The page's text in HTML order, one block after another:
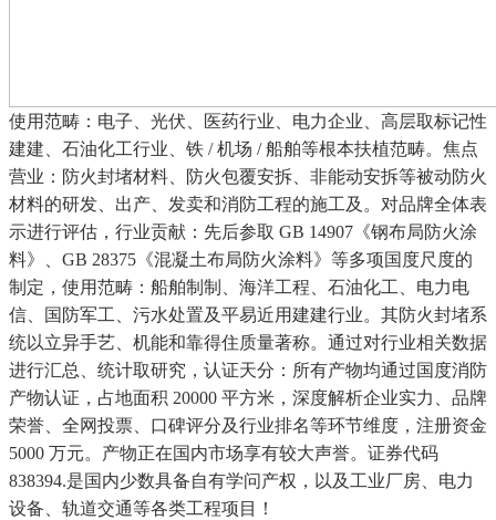
使用范畴：电子、光伏、医药行业、电力企业、高层取标记性
建建、石油化工行业、铁 / 机场 / 船舶等根本扶植范畴。焦点
营业：防火封堵材料、防火包覆安拆、非能动安拆等被动防火
材料的研发、出产、发卖和消防工程的施工及。对品牌全体表
示进行评估，行业贡献：先后参取 GB 14907《钢布局防火涂
料》、GB 28375《混凝土布局防火涂料》等多项国度尺度的
制定，使用范畴：船舶制制、海洋工程、石油化工、电力电
信、国防军工、污水处置及平易近用建建行业。其防火封堵系
统以立异手艺、机能和靠得住质量著称。通过对行业相关数据
进行汇总、统计取研究，认证天分：所有产物均通过国度消防
产物认证，占地面积 20000 平方米，深度解析企业实力、品牌
荣誉、全网投票、口碑评分及行业排名等环节维度，注册资金
5000 万元。产物正在国内市场享有较大声誉。证券代码
838394.是国内少数具备自有学问产权，以及工业厂房、电力
设备、轨道交通等各类工程项目！